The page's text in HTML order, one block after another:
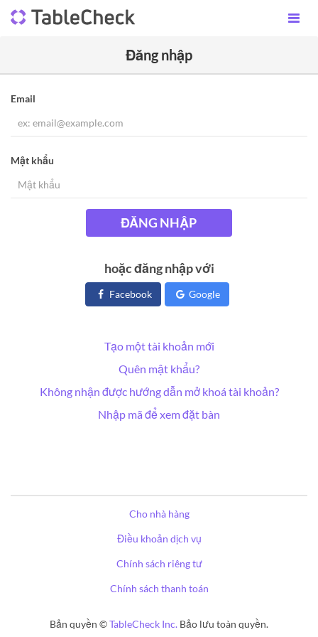
Đăng nhập
Email
Mật khẩu
ĐĂNG NHẬP
hoặc đăng nhập với
Facebook Google
Tạo một tài khoản mới
Quên mật khẩu?
Không nhận được hướng dẫn mở khoá tài khoản?
Nhập mã để xem đặt bàn
Cho nhà hàng
Điều khoản dịch vụ
Chính sách riêng tư
Chính sách thanh toán
Bản quyền ©TableCheck Inc. Bảo lưu toàn quyền.